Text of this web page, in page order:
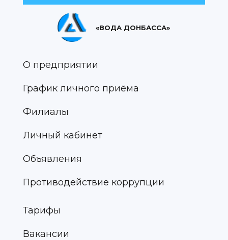
«ВОДА ДОНБАССА»
О предприятии
График личного приёма
Филиалы
Личный кабинет
Объявления
Противодействие коррупции
Тарифы
Вакансии